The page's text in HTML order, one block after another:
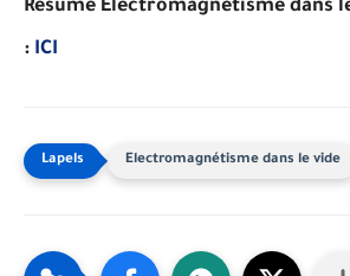
Résumé Electromagnétisme dans
: ICI
Electromagnétisme dans le vide